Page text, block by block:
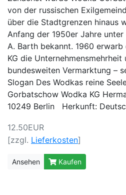
von der russischen
über die Stadtgrenzen hinaus
Anfang der 1950er Jahre
A. Barth bekannt. 1960 erwarb
KG die
bundesweiten Vermarktung –
Slogan Des Wodkas reine
Gorbatschow Wodka KG
10249 Berlin Herkunft:
12.50EUR
[zzgl. Lieferkosten]
Ansehen Kaufen